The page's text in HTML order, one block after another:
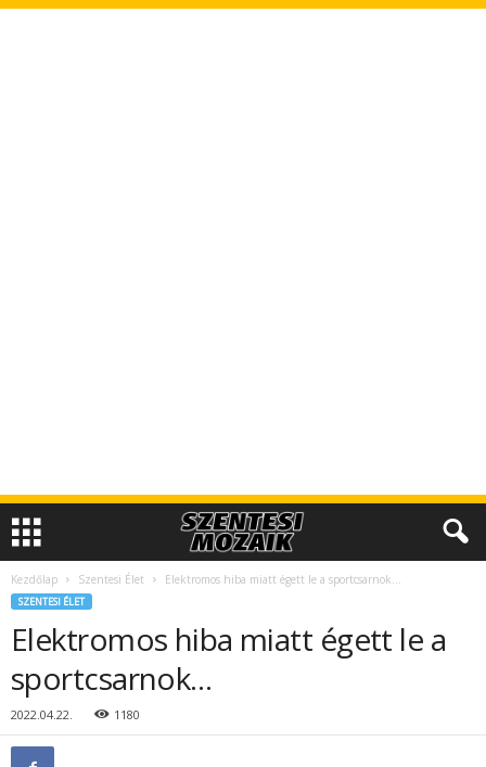
Kezdőlap Szentesi Élet Elektromos hiba miatt égett le a sportcsarnok…
SZENTESI ÉLET
Elektromos hiba miatt égett le a
sportcsarnok…
2022.04.22. 1180